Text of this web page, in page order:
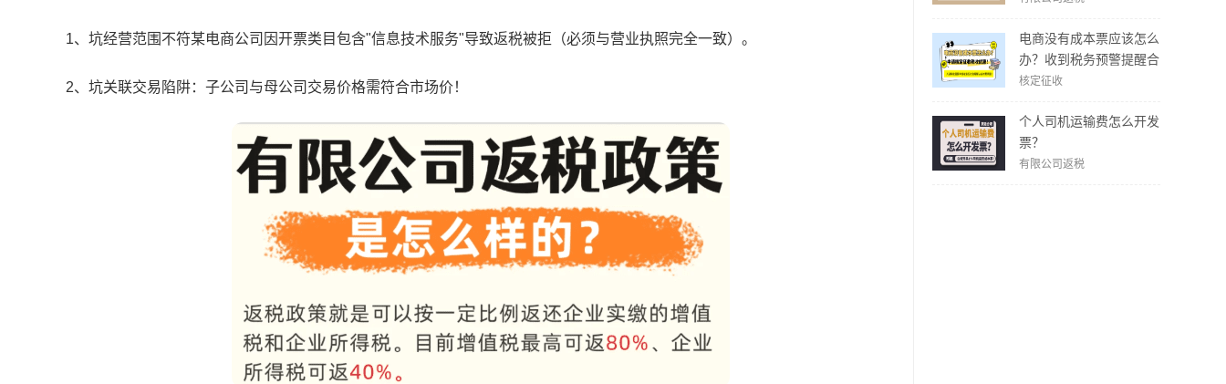
电商没有成本票应该怎么
办？收到税务预警提醒合
规解决方案！
核定征收
个人司机运输费怎么开发
票？
有限公司返税
1、坑经营范围不符某电商公司因开票类目包含"信息技术服务"导致返税被拒（必须与营业执照完全一致）。
2、坑关联交易陷阱：子公司与母公司交易价格需符合市场价！